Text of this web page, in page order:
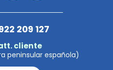
209 127
cliente
peninsular española)